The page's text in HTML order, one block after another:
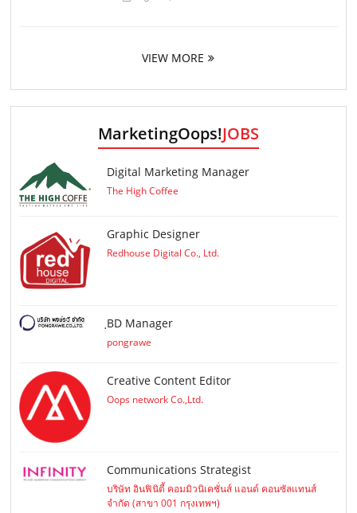
VIEW MORE
MarketingOops!JOBS
Digital Marketing Manager
The High Coffee
Graphic Designer
Redhouse Digital Co., Ltd.
ฺBD Manager
pongrawe
Creative Content Editor
Oops network Co.,Ltd.
Communications Strategist
บริษัท อินฟินิตี้ คอมมิวนิเคชั่นส์ แอนด์ คอนซัลแทนส์
จำกัด (สาขา 001 กรุงเทพฯ)